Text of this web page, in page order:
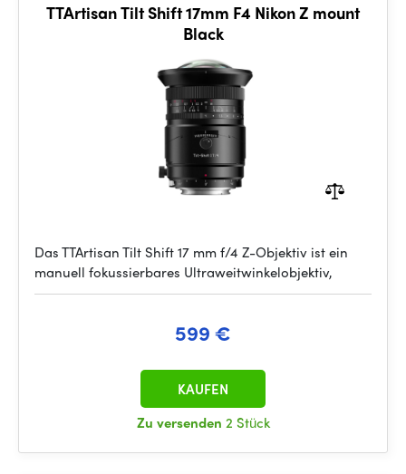
TTArtisan Tilt Shift 17mm F4 Nikon Z mount
Black
Das TTArtisan Tilt Shift 17 mm f/4 Z-Objektiv ist ein
manuell fokussierbares Ultraweitwinkelobjektiv,
599 €
Zu versenden 2 Stück
KAUFEN